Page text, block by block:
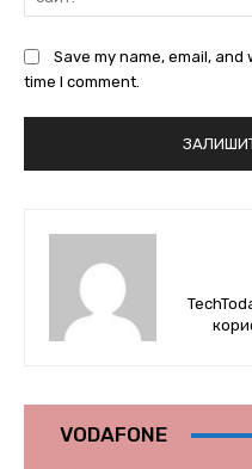
Save my name, email,
time I comment.
VODAFONE